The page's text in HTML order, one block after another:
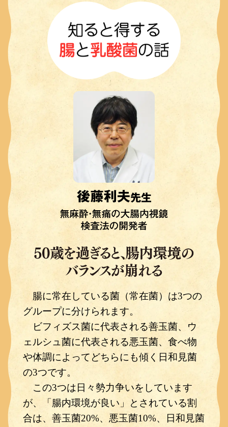
腸に常在している菌（常在菌）は3つの
グループに分けられます。
ビフィズス菌に代表される善玉菌、ウ
ェルシュ菌に代表される悪玉菌、食べ物
や体調によってどちらにも傾く日和見菌
の3つです。
この3つは日々勢力争いをしています
が、「腸内環境が良い」とされている割
合は、善玉菌20%、悪玉菌10%、日和見菌